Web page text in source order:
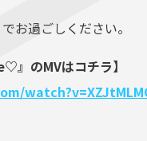
お過ごしください。
』のMVはコチラ】